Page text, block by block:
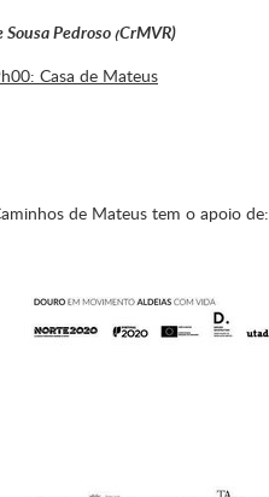
Sousa Pedroso (CrMVR)
Casa de Mateus
de Mateus tem o apoio de: